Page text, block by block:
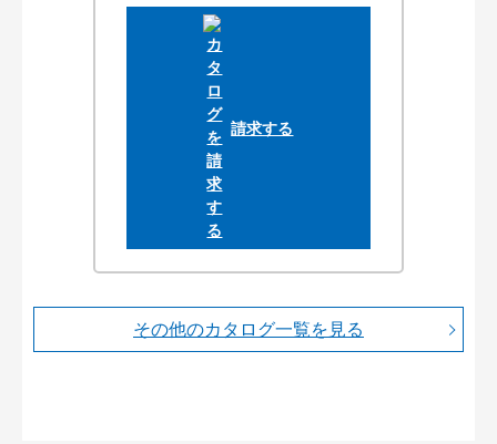
請求する
その他のカタログ一覧を見る